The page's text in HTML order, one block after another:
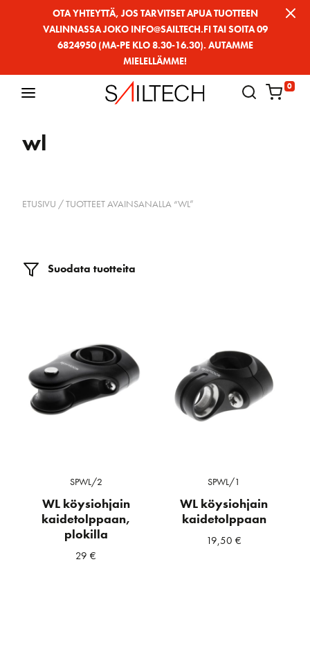
OTA YHTEYTTÄ, JOS TARVITSET APUA TUOTTEEN
VALINNASSA JOKO INFO@SAILTECH.FI TAI SOITA 09
6824950 (MA-PE KLO 8.30-16.30). AUTAMME
MIELELLÄMME!
0
wl
ETUSIVU / TUOTTEET AVAINSANALLA “WL”
Suodata tuotteita
SPWL/2
WL köysiohjain
kaidetolppaan,
plokilla
29€
SPWL/1
WL köysiohjain
kaidetolppaan
19,50€